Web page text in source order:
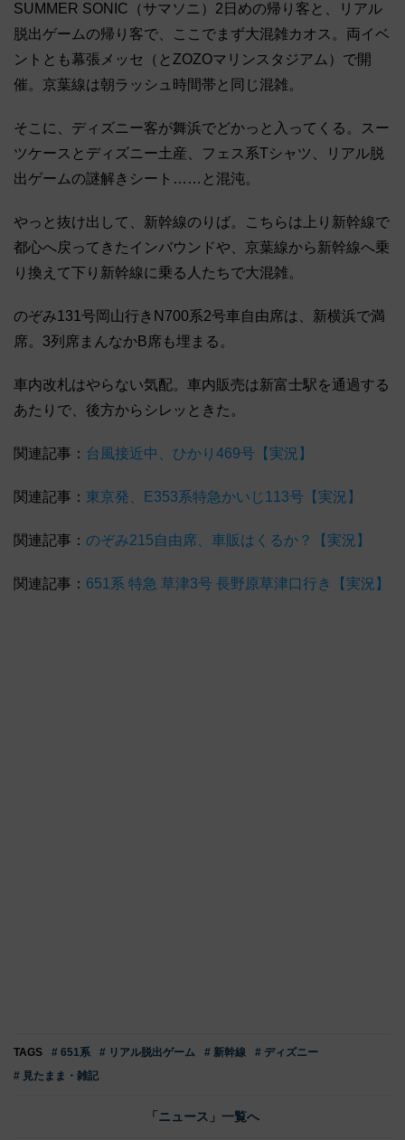
SUMMER SONIC（サマソニ）2日めの帰り客と、リアル
脱出ゲームの帰り客で、ここでまず大混雑カオス。両イベ
ントとも幕張メッセ（とZOZOマリンスタジアム）で開
催。京葉線は朝ラッシュ時間帯と同じ混雑。
そこに、ディズニー客が舞浜でどかっと入ってくる。スー
ツケースとディズニー土産、フェス系Tシャツ、リアル脱
出ゲームの謎解きシート……と混沌。
やっと抜け出して、新幹線のりば。こちらは上り新幹線で
都心へ戻ってきたインバウンドや、京葉線から新幹線へ乗
り換えて下り新幹線に乗る人たちで大混雑。
のぞみ131号岡山行きN700系2号車自由席は、新横浜で満
席。3列席まんなかB席も埋まる。
車内改札はやらない気配。車内販売は新富士駅を通過する
あたりで、後方からシレッときた。
関連記事： 台風接近中、ひかり469号【実況】
関連記事： 東京発、E353系特急かいじ113号【実況】
関連記事： のぞみ215自由席、車販はくるか？【実況】
関連記事： 651系 特急 草津3号 長野原草津口行き【実況】
TAGS # 651系 # リアル脱出ゲーム # 新幹線
# ディズニー
# 見たまま・雑記
「ニュース」一覧へ